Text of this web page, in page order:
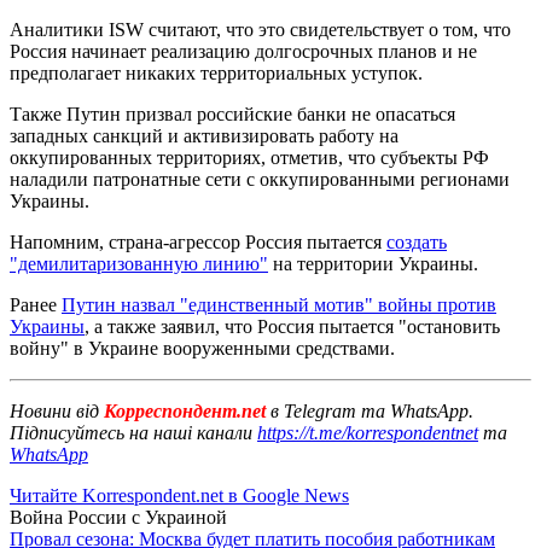
Аналитики ISW считают, что это свидетельствует о том, что
Россия начинает реализацию долгосрочных планов и не
предполагает никаких территориальных уступок.
Также Путин призвал российские банки не опасаться
западных санкций и активизировать работу на
оккупированных территориях, отметив, что субъекты РФ
наладили патронатные сети с оккупированными регионами
Украины.
Напомним, страна-агрессор Россия пытается создать
"демилитаризованную линию" на территории Украины.
Ранее Путин назвал "единственный мотив" войны против
Украины, а также заявил, что Россия пытается "остановить
войну" в Украине вооруженными средствами.
Новини від Корреспондент.netв Telegram та WhatsApp.
Підписуйтесь на наші канали https://t.me/korrespondentnetта
WhatsApp
Читайте Korrespondent.net в Google News
Война России с Украиной
Провал сезона: Москва будет платить пособия работникам